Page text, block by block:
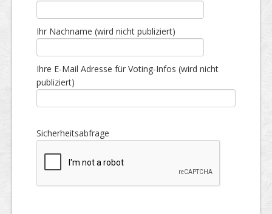
Ihr Nachname (wird nicht publiziert)
Ihre E-Mail Adresse für Voting-Infos (wird nicht
publiziert)
Sicherheitsabfrage